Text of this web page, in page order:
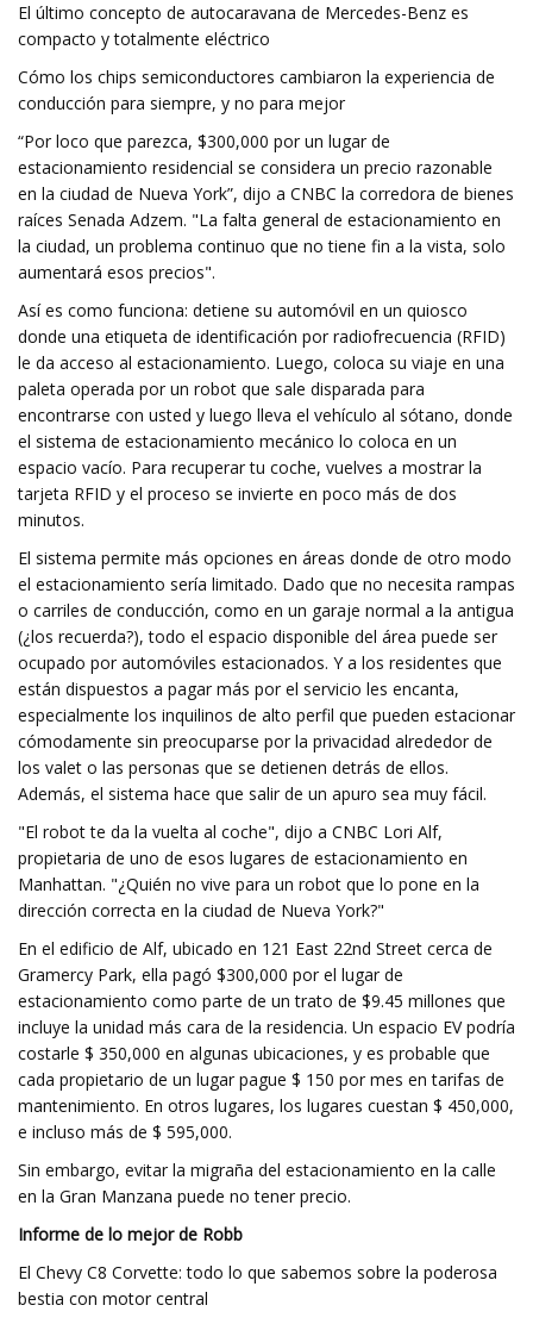
El último concepto de autocaravana de Mercedes-Benz es
compacto y totalmente eléctrico
Cómo los chips semiconductores cambiaron la experiencia de
conducción para siempre, y no para mejor
“Por loco que parezca, $300,000 por un lugar de
estacionamiento residencial se considera un precio razonable
en la ciudad de Nueva York”, dijo a CNBC la corredora de bienes
raíces Senada Adzem. "La falta general de estacionamiento en
la ciudad, un problema continuo que no tiene fin a la vista, solo
aumentará esos precios".
Así es como funciona: detiene su automóvil en un quiosco
donde una etiqueta de identificación por radiofrecuencia (RFID)
le da acceso al estacionamiento. Luego, coloca su viaje en una
paleta operada por un robot que sale disparada para
encontrarse con usted y luego lleva el vehículo al sótano, donde
el sistema de estacionamiento mecánico lo coloca en un
espacio vacío. Para recuperar tu coche, vuelves a mostrar la
tarjeta RFID y el proceso se invierte en poco más de dos
minutos.
El sistema permite más opciones en áreas donde de otro modo
el estacionamiento sería limitado. Dado que no necesita rampas
o carriles de conducción, como en un garaje normal a la antigua
(¿los recuerda?), todo el espacio disponible del área puede ser
ocupado por automóviles estacionados. Y a los residentes que
están dispuestos a pagar más por el servicio les encanta,
especialmente los inquilinos de alto perfil que pueden estacionar
cómodamente sin preocuparse por la privacidad alrededor de
los valet o las personas que se detienen detrás de ellos.
Además, el sistema hace que salir de un apuro sea muy fácil.
"El robot te da la vuelta al coche", dijo a CNBC Lori Alf,
propietaria de uno de esos lugares de estacionamiento en
Manhattan. "¿Quién no vive para un robot que lo pone en la
dirección correcta en la ciudad de Nueva York?"
En el edificio de Alf, ubicado en 121 East 22nd Street cerca de
Gramercy Park, ella pagó $300,000 por el lugar de
estacionamiento como parte de un trato de $9.45 millones que
incluye la unidad más cara de la residencia. Un espacio EV podría
costarle $ 350,000 en algunas ubicaciones, y es probable que
cada propietario de un lugar pague $ 150 por mes en tarifas de
mantenimiento. En otros lugares, los lugares cuestan $ 450,000,
e incluso más de $ 595,000.
Sin embargo, evitar la migraña del estacionamiento en la calle
en la Gran Manzana puede no tener precio.
Informe de lo mejor de Robb
El Chevy C8 Corvette: todo lo que sabemos sobre la poderosa
bestia con motor central